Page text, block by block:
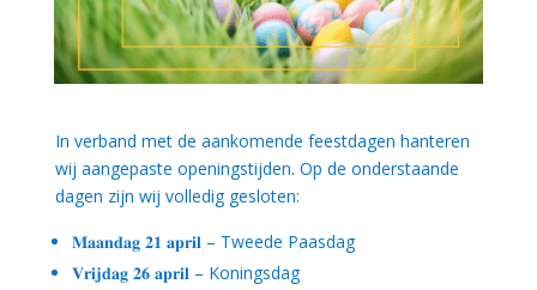
In verband met de aankomende feestdagen hanteren
wij aangepaste openingstijden. Op de onderstaande
dagen zijn wij volledig gesloten:
𝐌𝐚𝐚𝐧𝐝𝐚𝐠 𝟐𝟏 𝐚𝐩𝐫𝐢𝐥 – Tweede Paasdag
𝐕𝐫𝐢𝐣𝐝𝐚𝐠 𝟐𝟔 𝐚𝐩𝐫𝐢𝐥 – Koningsdag